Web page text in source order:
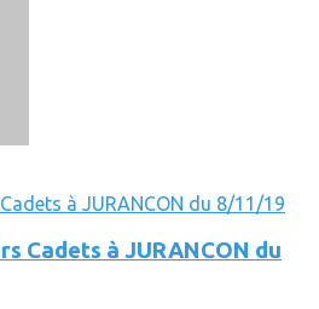
Cadets à JURANCON du